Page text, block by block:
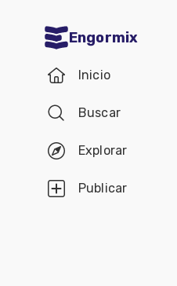
Engormix
Inicio
Buscar
Explorar
Publicar